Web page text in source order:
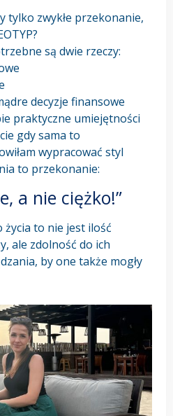
tylko zwykłe przekonanie,
są dwie rzeczy:
decyzje finansowe
praktyczne umiejętności
gdy sama to
wypracować styl
to przekonanie:
a nie ciężko!”
to nie jest ilość
ale zdolność do ich
by one także mogły